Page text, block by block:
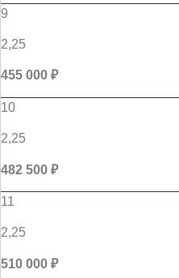
9
2,25
455 000 ₽
10
2,25
482 500 ₽
11
2,25
510 000 ₽